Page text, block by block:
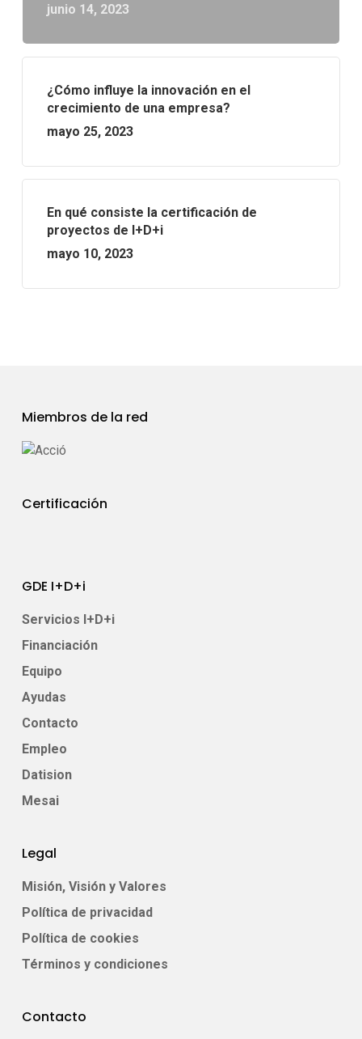
junio 14, 2023
¿Cómo influye la innovación en el
crecimiento de una empresa?
mayo 25, 2023
En qué consiste la certificación de
proyectos de I+D+i
mayo 10, 2023
Miembros de la red
Certificación
GDE I+D+i
Servicios I+D+i
Financiación
Equipo
Ayudas
Contacto
Empleo
Datision
Mesai
Legal
Misión, Visión y Valores
Política de privacidad
Política de cookies
Términos y condiciones
Contacto